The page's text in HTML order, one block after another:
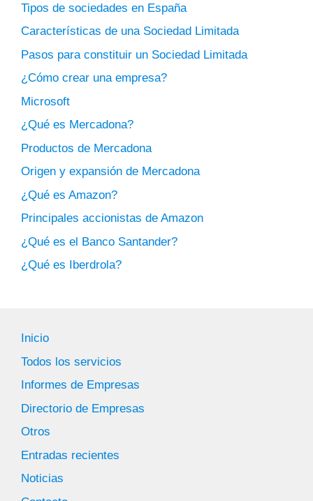
Tipos de sociedades en España
Características de una Sociedad Limitada
Pasos para constituir un Sociedad Limitada
¿Cómo crear una empresa?
Microsoft
¿Qué es Mercadona?
Productos de Mercadona
Origen y expansión de Mercadona
¿Qué es Amazon?
Principales accionistas de Amazon
¿Qué es el Banco Santander?
¿Qué es Iberdrola?
Inicio
Todos los servicios
Informes de Empresas
Directorio de Empresas
Otros
Entradas recientes
Noticias